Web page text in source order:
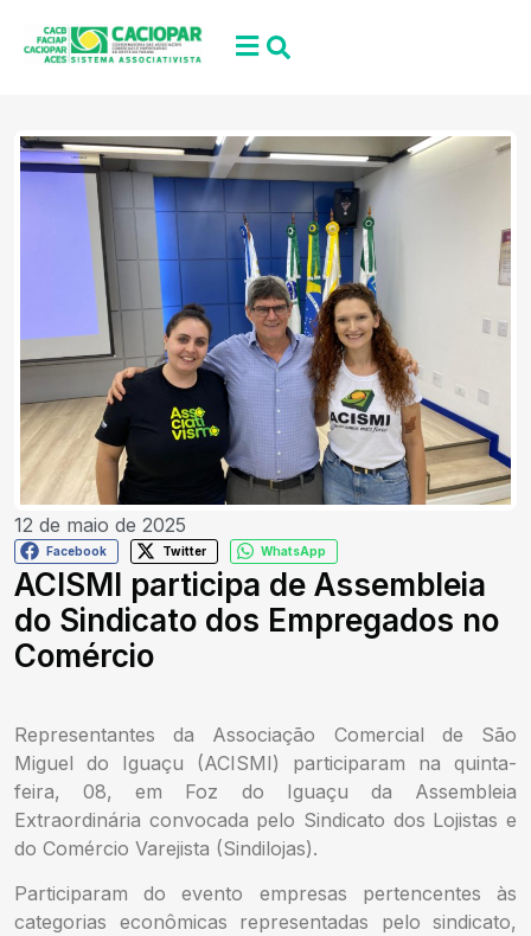
12 de maio de 2025
Facebook Twitter WhatsApp
ACISMI participa de Assembleia
do Sindicato dos Empregados no
Comércio
Representantes da Associação Comercial de São
Miguel do Iguaçu (ACISMI) participaram na quinta-
feira, 08, em Foz do Iguaçu da Assembleia
Extraordinária convocada pelo Sindicato dos Lojistas e
do Comércio Varejista (Sindilojas).
Participaram do evento empresas pertencentes às
categorias econômicas representadas pelo sindicato,